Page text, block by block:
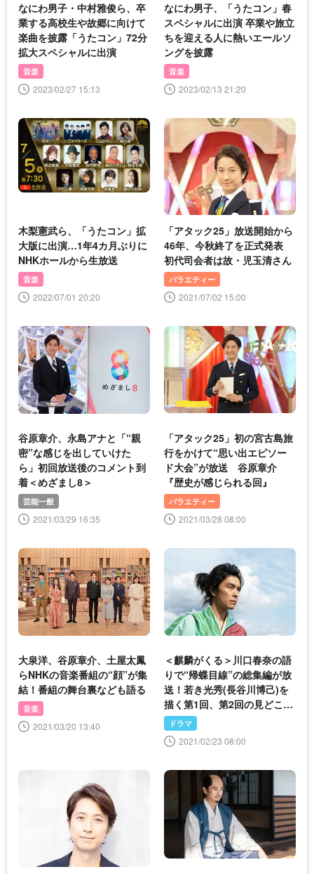
なにわ男子・中村雅俊ら、卒
業する高校生や故郷に向けて
楽曲を披露「うたコン」72分
拡大スペシャルに出演
音楽
2023/02/27 15:13
なにわ男子、「うたコン」春
スペシャルに出演 卒業や旅立
ちを迎える人に熱いエールソ
ングを披露
音楽
2023/02/13 21:20
木梨憲武ら、「うたコン」拡
大版に出演…1年4カ月ぶりに
NHKホールから生放送
音楽
2022/07/01 20:20
「アタック25」放送開始から
46年、今秋終了を正式発表
初代司会者は故・児玉清さん
バラエティー
2021/07/02 15:00
谷原章介、永島アナと「“親
密”な感じを出していけた
ら」初回放送後のコメント到
着＜めざまし8＞
芸能一般
2021/03/29 16:35
「アタック25」初の宮古島旅
行をかけて“思い出エピソー
ド大会”が放送 谷原章介
『歴史が感じられる回』
バラエティー
2021/03/28 08:00
大泉洋、谷原章介、土屋太鳳
らNHKの音楽番組の“顔”が集
結！番組の舞台裏なども語る
音楽
2021/03/20 13:40
＜麒麟がくる＞川口春奈の語
りで“帰蝶目線”の総集編が放
送！若き光秀(長谷川博己)を
描く第1回、第2回の見どころ
を紹介
ドラマ
2021/02/23 08:00